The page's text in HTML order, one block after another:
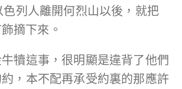
色列人離開何烈山以後，就把
摘下來。
犢這事，很明顯是違背了他們
，本不配再承受約裏的那應許